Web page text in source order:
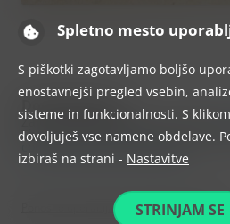
Dodaj odgovor
Za objavo komentarja se morate
This site uses Akismet to reduce
comment data is processed.
Ponosno uporablja tehnologijo WordPress
Spletno mesto
S piškotki zagotavljamo boljšo
enostavnejši pregled vsebin,
sisteme in funkcionalnosti. S
dovoljuješ vse namene obdelave.
izbiraš na strani - Nastavitve
STRINJAM SE